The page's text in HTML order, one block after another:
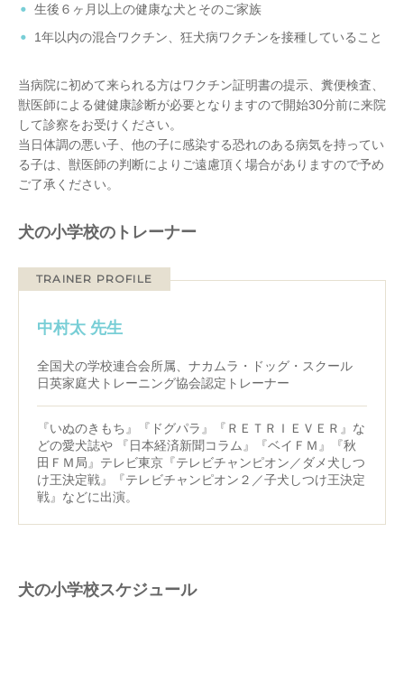
生後６ヶ月以上の健康な犬とそのご家族
1年以内の混合ワクチン、狂犬病ワクチンを接種していること
当病院に初めて来られる方はワクチン証明書の提示、糞便検査、
獣医師による健健康診断が必要となりますので開始30分前に来院
して診察をお受けください。
当日体調の悪い子、他の子に感染する恐れのある病気を持ってい
る子は、獣医師の判断によりご遠慮頂く場合がありますので予め
ご了承ください。
犬の小学校のトレーナー
TRAINER PROFILE
中村太 先生
全国犬の学校連合会所属、ナカムラ・ドッグ・スクール
日英家庭犬トレーニング協会認定トレーナー
『いぬのきもち』『ドグパラ』『ＲＥＴＲＩＥＶＥＲ』な
どの愛犬誌や 『日本経済新聞コラム』『ベイＦＭ』『秋
田ＦＭ局』テレビ東京『テレビチャンピオン／ダメ犬しつ
け王決定戦』『テレビチャンピオン２／子犬しつけ王決定
戦』などに出演。
犬の小学校スケジュール